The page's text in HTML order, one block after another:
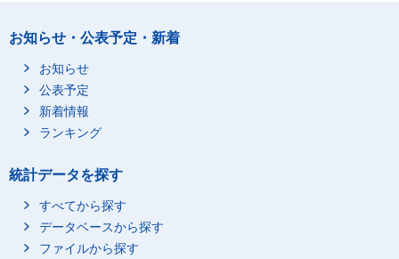
お知らせ・公表予定・新着
お知らせ
公表予定
新着情報
ランキング
統計データを探す
すべてから探す
データベースから探す
ファイルから探す